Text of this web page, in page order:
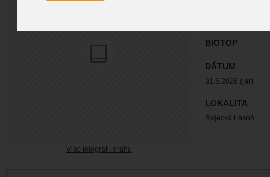
Viac fotografií druhu
BIOTOP
DÁTUM
31.5.2026 (jar)
LOKALITA
Rajecká Lesná